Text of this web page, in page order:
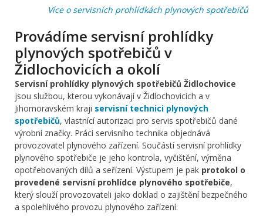
Více o servisních prohlídkách plynových spotřebičů
Provádíme servisní prohlídky
plynových spotřebičů v
Židlochovicích a okolí
Servisní prohlídky plynových spotřebičů Židlochovice
jsou službou, kterou vykonávají v Židlochovicích a v
Jihomoravském kraji servisní technici plynových
spotřebičů, vlastnící autorizaci pro servis spotřebičů dané
výrobní značky. Práci servisního technika objednává
provozovatel plynového zařízení. Součástí servisní prohlídky
plynového spotřebiče je jeho kontrola, vyčištění, výměna
opotřebovaných dílů a seřízení. Výstupem je pak protokol o
provedené servisní prohlídce plynového spotřebiče,
který slouží provozovateli jako doklad o zajištění bezpečného
a spolehlivého provozu plynového zařízení.